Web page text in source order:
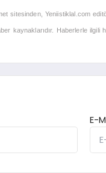
sitesinden, Yeniistiklal.com
kaynaklarıdır. Haberlerle
E-